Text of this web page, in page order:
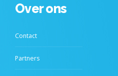
Over ons
Contact
Partners